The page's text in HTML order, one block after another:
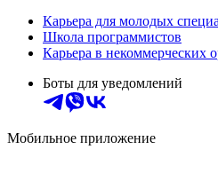
Карьера для молодых
Школа программистов
Карьера в некоммерческих
Боты для уведомлений
Мобильное приложение